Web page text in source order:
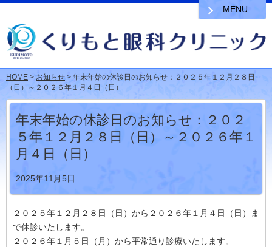
HOME >お知らせ > 年末年始の休診日のお知らせ：２０２５年１２月２８日
（日）～２０２６年１月４日（日）
年末年始の休診日のお知らせ：２０２
５年１２月２８日（日）～２０２６年１
月４日（日）
2025年11月5日
２０２５年１２月２８日（日）から２０２６年１月４日（日）ま
で休診いたします。
２０２６年１月５日（月）から平常通り診療いたします。
MENU